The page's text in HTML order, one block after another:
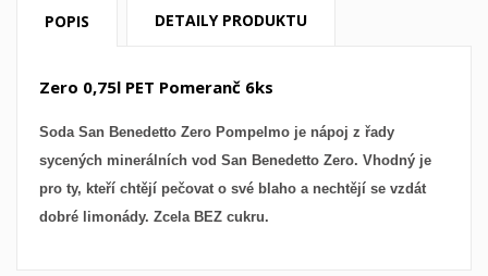
POPIS DETAILY PRODUKTU
Zero 0,75l PET Pomeranč 6ks
Soda San Benedetto Zero Pompelmo je nápoj z řady
sycených minerálních vod San Benedetto Zero. Vhodný je
pro ty, kteří chtějí pečovat o své blaho a nechtějí se vzdát
dobré limonády. Zcela BEZ cukru.
Zrušit Vytvořit seznam přání